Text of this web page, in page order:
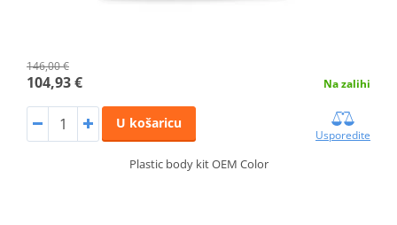
146,00 €
104,93 € Na zalihi
U košaricu
Usporedite
Plastic body kit OEM Color